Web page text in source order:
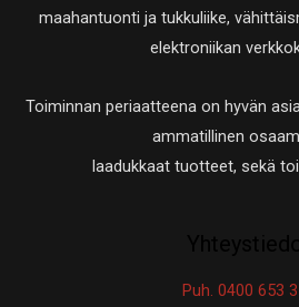
maahantuonti ja tukkuliike,
elektroniikan
Toiminnan periaatteena on hyvän
ammatillinen
laadukkaat tuotteet, sekä
Puh. 0400 653